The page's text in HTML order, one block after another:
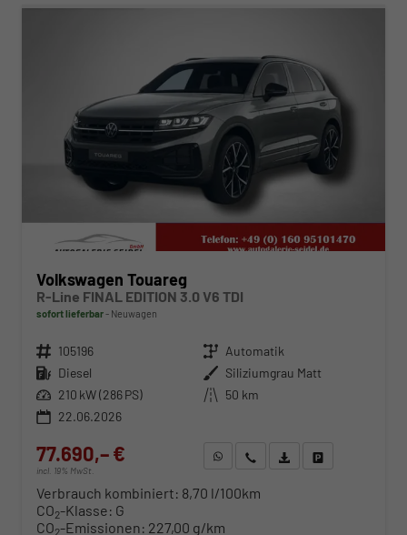
Volkswagen Touareg
R-Line FINAL EDITION 3.0 V6 TDI
sofort lieferbar Neuwagen
Fahrzeugnr. 105196 Getriebe Automatik
Kraftstoff Diesel Außenfarbe Siliziumgrau Matt
Leistung 210 kW (286 PS) Kilometerstand 50 km
22.06.2026
77.690,– €
incl. 19% MwSt.
WhatsApp anfragen
Wir rufen Sie anFahrzeugexposé (PDF)
Verbrauch kombiniert: 8,70 l/100km
CO2-Klasse: G
CO2-Emissionen: 227,00 g/km